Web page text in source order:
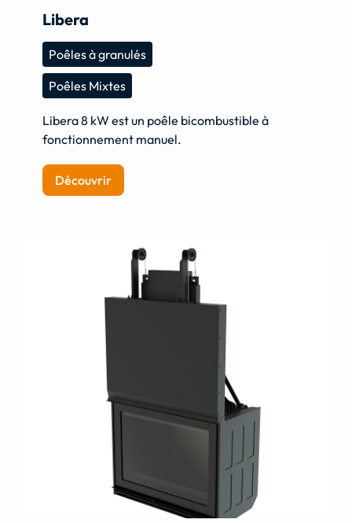
Libera
Poêles à granulés
Poêles Mixtes
Libera 8 kW est un poêle bicombustible à
fonctionnement manuel.
Découvrir